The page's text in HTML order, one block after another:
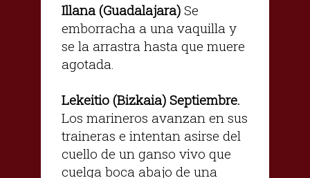
Illana (Guadalajara) Se
emborracha a una vaquilla y
se la arrastra hasta que muere
agotada.
Lekeitio (Bizkaia) Septiembre.
Los marineros avanzan en sus
traineras e intentan asirse del
cuello de un ganso vivo que
cuelga boca abajo de una